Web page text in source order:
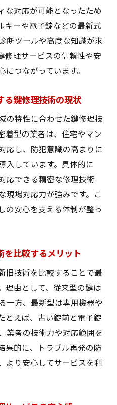
な対応が可能となったため
キーや電子錠などの最新式
断ツールや高度な知識が求
修理サービスの信頼性や安
につながっています。
る鍵修理技術の現状
の特性に合わせた鍵修理技
着型の業者は、住宅やマン
応し、防犯意識の高まりに
入しています。具体的に
応できる精密な修理技術
現場対応力が強みです。こ
の安心を支える体制が整っ
を比較するメリット
旧技術を比較することで最
理由として、従来型の鍵は
一方、最新型は専用機器や
とえば、古い錠前と電子錠
業者の技術力や対応範囲を
果的に、トラブル再発の防
より安心してサービスを利